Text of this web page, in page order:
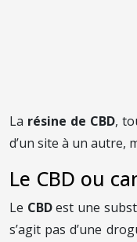
La résine de CBD,
d’un site à un autre,
Le CBD ou
Le CBDest une
s’agit pas d’une